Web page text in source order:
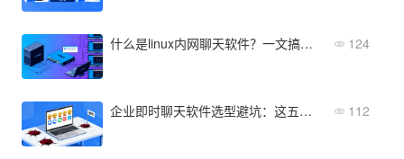
什么是linux内网聊天软件？一文搞懂核心功能与部署方式 124
企业即时聊天软件选型避坑：这五款最受中大型企业欢迎 112